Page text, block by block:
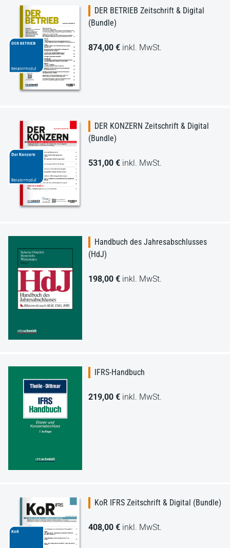
DER BETRIEB Zeitschrift & Digital
(Bundle)
874,00 € inkl. MwSt.
DER KONZERN Zeitschrift & Digital
(Bundle)
531,00 € inkl. MwSt.
Handbuch des Jahresabschlusses
(HdJ)
198,00 € inkl. MwSt.
IFRS-Handbuch
219,00 € inkl. MwSt.
KoR IFRS Zeitschrift & Digital (Bundle)
408,00 € inkl. MwSt.